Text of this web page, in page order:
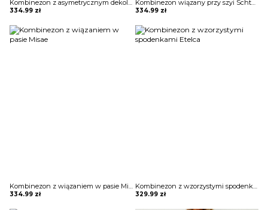
334.99 zł 334.99 zł
Kombinezon z wiązaniem w pasie Misae
334.99 zł
Kombinezon z wzorzystymi spodenkami Etelca
329.99 zł